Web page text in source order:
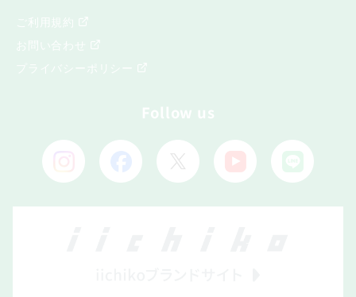
ご利用規約
お問い合わせ
プライバシーポリシー
Follow us